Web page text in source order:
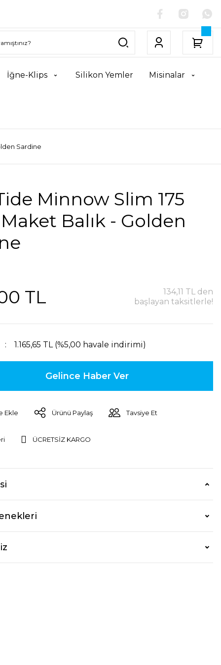
İğne-Klips Silikon Yemler Misinalar
Sardine
Minnow Slim 175
Balık - Golden
TL
134,11 TL den
başlayan taksitlerle!
1.165,65 TL (%5,00 havale indirimi)
Gelince Haber Ver
Ürünü Paylaş Tavsiye Et
ÜCRETSİZ KARGO